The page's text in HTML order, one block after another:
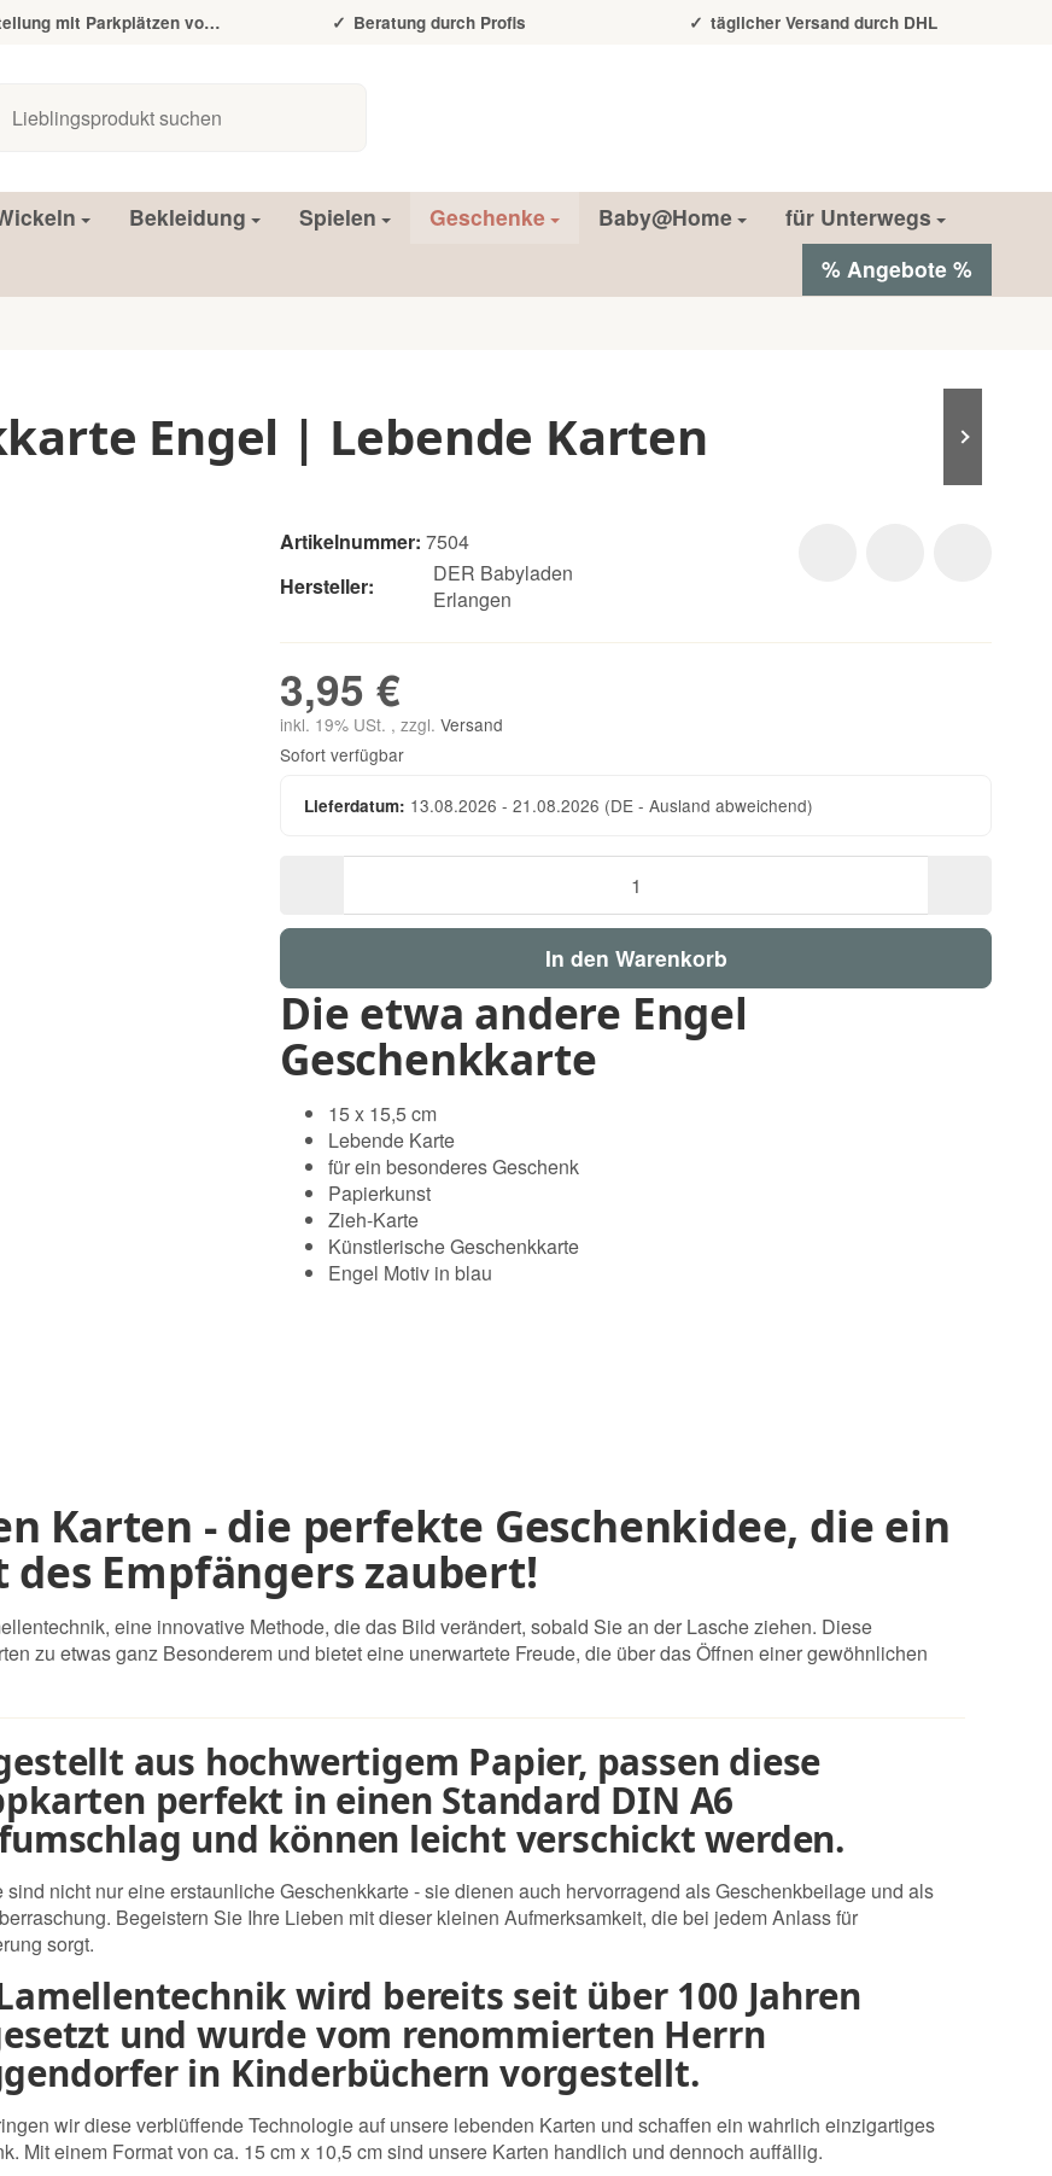
mit Parkplätzen vor der Tür Beratung durch Profis täglicher Versand durch DHL
Bekleidung Spielen Geschenke Baby@Home
für Unterwegs
% Angebote %
Engel | Lebende Karten
Artikelnummer: 7504
Hersteller:
DER Babyladen
Erlangen
3,95 €
inkl. 19% USt. , zzgl. Versand
Sofort verfügbar
Lieferdatum: 13.08.2026 - 21.08.2026 (DE - Ausland abweichend)
In den Warenkorb
Die etwa andere Engel
Geschenkkarte
15 x 15,5 cm
Lebende Karte
für ein besonderes Geschenk
Papierkunst
Zieh-Karte
Künstlerische Geschenkkarte
Engel Motiv in blau
Karten - die perfekte Geschenkidee, die ein
des Empfängers zaubert!
eine innovative Methode, die das Bild verändert, sobald Sie an der Lasche ziehen. Diese
zu etwas ganz Besonderem und bietet eine unerwartete Freude, die über das Öffnen einer gewöhnlichen
aus hochwertigem Papier, passen diese
perfekt in einen Standard DIN A6
und können leicht verschickt werden.
sind nicht nur eine erstaunliche Geschenkkarte - sie dienen auch hervorragend als Geschenkbeilage und als
Begeistern Sie Ihre Lieben mit dieser kleinen Aufmerksamkeit, die bei jedem Anlass für
sorgt.
wird bereits seit über 100 Jahren
und wurde vom renommierten Herrn
in Kinderbüchern vorgestellt.
wir diese verblüffende Technologie auf unsere lebenden Karten und schaffen ein wahrlich einzigartiges
Mit einem Format von ca. 15 cm x 10,5 cm sind unsere Karten handlich und dennoch auffällig.